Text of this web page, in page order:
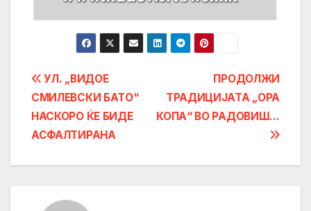
Post
navigation
ПРОДОЛЖИ
ТРАДИЦИЈАТА „ОРА
КОПА“ ВО РАДОВИШ…
УЛ. „ВИДОЕ
СМИЛЕВСКИ БАТО“
НАСКОРО ЌЕ БИДЕ
АСФАЛТИРАНА